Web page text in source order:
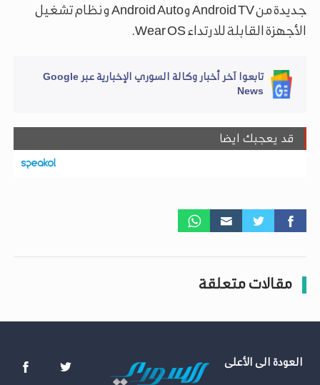
جديدة من Android TV وAndroid Auto ونظام تشغيل
الأجهزة القابلة للارتداء Wear OS.
تابعوا آخر أخبار وكالة السوري الإخبارية عبر Google
News
قد يعجبك ايضا
مقالات متعلقة
العودة الى الأعلى